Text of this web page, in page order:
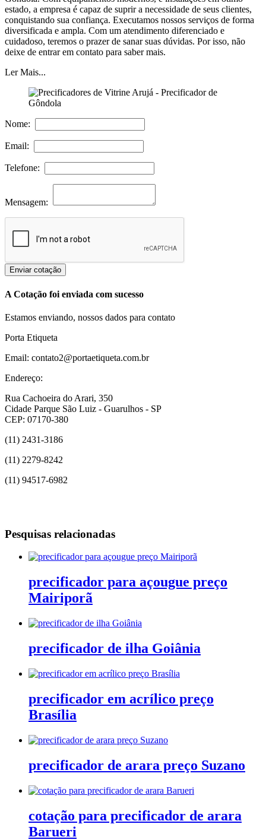
estado, a empresa é capaz de suprir a necessidade de seus clientes,
conquistando sua confiança. Executamos nossos serviços de forma
diversificada e ampla. Com um atendimento diferenciado e
cuidadoso, teremos o prazer de sanar suas dúvidas. Por isso, não
deixe de entrar em contato para saber mais.
Ler Mais...
Nome:
Email:
Telefone:
Mensagem:
Enviar cotação
A Cotação foi enviada com sucesso
Estamos enviando, nossos dados para contato
Porta Etiqueta
Email: contato2@portaetiqueta.com.br
Endereço:
Rua Cachoeira do Arari, 350
Cidade Parque São Luiz - Guarulhos - SP
CEP: 07170-380
(11) 2431-3186
(11) 2279-8242
(11) 94517-6982
Pesquisas relacionadas
precificador para açougue preço
Mairiporã
precificador de ilha Goiânia
precificador em acrílico preço
Brasília
precificador de arara preço Suzano
cotação para precificador de arara
Barueri